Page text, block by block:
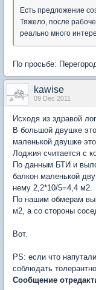
Есть предложение
Тяжело, после
реально много
По просьбе:
kawise
09 Dec 2011
Исходя из здравой
В большой двушке
маленькой двушке
Лоджия считается с
По данным БТИ и
балкон маленькой
нему 2,2*10/5=4,4 м2.
По нашим обмерам
м2, а со стороны
Вот.
PS: если что
соблюдать
Сообщение